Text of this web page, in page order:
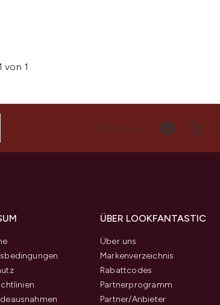
von 1
FOLGE UNS
ÜBER LOOKFANTASTIC
Über uns
Markenverzeichnis
Rabattcodes
Partnerprogramm
Partner/Anbieter